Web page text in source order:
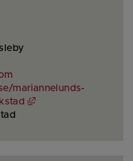
mariannelunds-
Länk till annan